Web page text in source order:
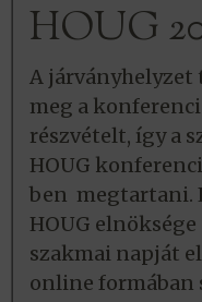
HOUG
A járványhelyzet
meg a
részvételt, így a
HOUG
ben megtartani.
HOUG
szakmai napját
online formában